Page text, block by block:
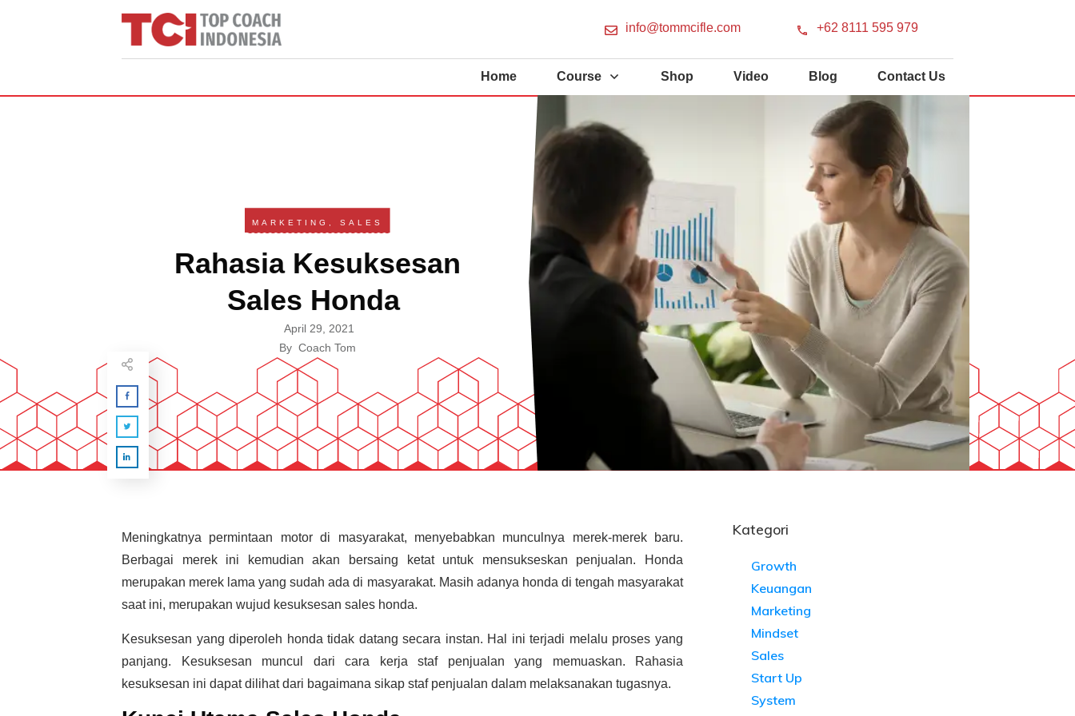
info@tommcifle.com +62 8111 595 979
Home Course Shop Video Blog Contact Us
MARKETING , SALES
Rahasia Kesuksesan
Sales Honda
April 29, 2021
By Coach Tom
Meningkatnya permintaan motor di masyarakat, menyebabkan munculnya merek-merek baru.
Berbagai merek ini kemudian akan bersaing ketat untuk mensukseskan penjualan. Honda
merupakan merek lama yang sudah ada di masyarakat. Masih adanya honda di tengah masyarakat
saat ini, merupakan wujud kesuksesan sales honda.
Kesuksesan yang diperoleh honda tidak datang secara instan. Hal ini terjadi melalu proses yang
panjang. Kesuksesan muncul dari cara kerja staf penjualan yang memuaskan. Rahasia
kesuksesan ini dapat dilihat dari bagaimana sikap staf penjualan dalam melaksanakan tugasnya.
Kategori
Growth
Keuangan
Marketing
Mindset
Sales
Start Up
System